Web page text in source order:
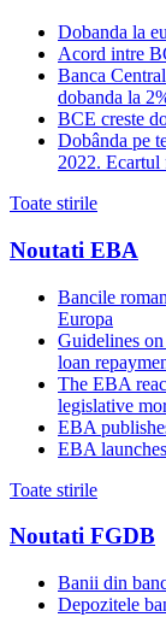
Dobanda la
Acord intre
Banca
dobanda la
BCE creste
Dobânda pe
2022. Ecartul
Toate stirile
Noutati EBA
Bancile
Europa
Guidelines
loan
The EBA
legislative
EBA
EBA
Toate stirile
Noutati FGDB
Banii din
Depozitele